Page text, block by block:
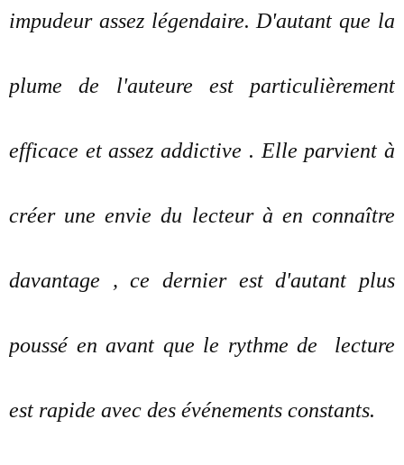
impudeur assez légendaire. D'autant que la
plume de l'auteure est particulièrement
efficace et assez addictive . Elle parvient à
créer une envie du lecteur à en connaître
davantage , ce dernier est d'autant plus
poussé en avant que le rythme de lecture
est rapide avec des événements constants.